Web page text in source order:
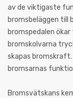
av de viktigaste
bromsbeläggen till
bromspedalen
bromskolvarna
skapas bromskraft.
bromsarnas
Bromsvätskans